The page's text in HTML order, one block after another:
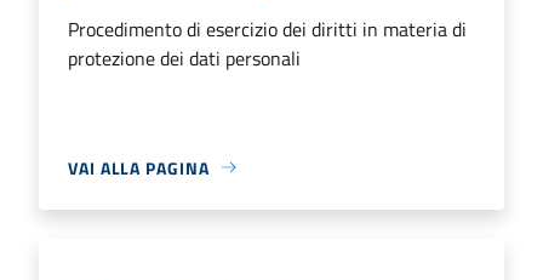
Procedimento di esercizio dei diritti in materia di
protezione dei dati personali
VAI ALLA PAGINA